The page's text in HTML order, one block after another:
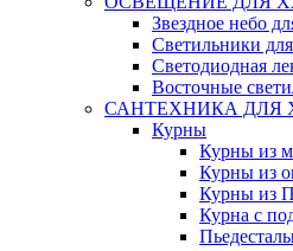
Звездное небо
Светильники
Светодиодная
Восточные
САНТЕХНИКА ДЛЯ
Курны
Курны из
Курны из
Курны из
Курна с